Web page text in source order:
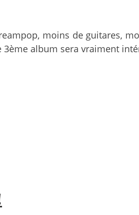
moins de guitares,
album sera vraiment